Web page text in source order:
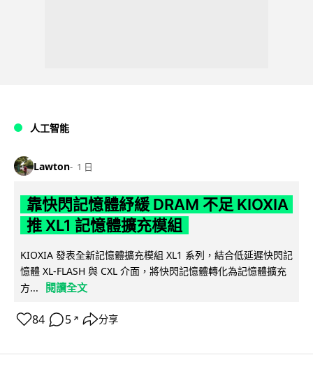
人工智能
Lawton 1 日
靠快閃記憶體紓緩 DRAM 不足 KIOXIA
推 XL1 記憶體擴充模組
KIOXIA 發表全新記憶體擴充模組 XL1 系列，結合低延遲快閃記
憶體 XL-FLASH 與 CXL 介面，將快閃記憶體轉化為記憶體擴充
方...
閱讀全文
84 5 ↗ 分享